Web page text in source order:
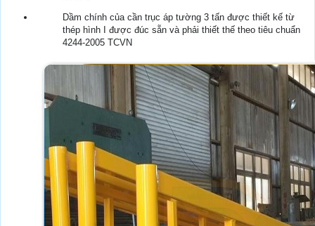
Dầm chính của cần trục áp tường 3 tấn được thiết kế từ
thép hình I được đúc sẵn và phải thiết thế theo tiêu chuẩn
4244-2005 TCVN